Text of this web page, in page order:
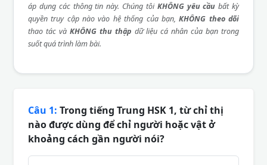
áp dụng các thông tin này. Chúng tôi KHÔNG yêu cầu bất kỳ
quyền truy cập nào vào hệ thống của bạn,KHÔNG theo dõi
thao tác và KHÔNG thu thập dữ liệu cá nhân của bạn trong
suốt quá trình làm bài.
Câu 1: Trong tiếng Trung HSK 1, từ chỉ thị
nào được dùng để chỉ người hoặc vật ở
khoảng cách gần người nói?